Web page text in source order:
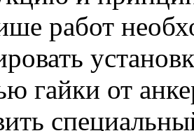
работ
гайки от